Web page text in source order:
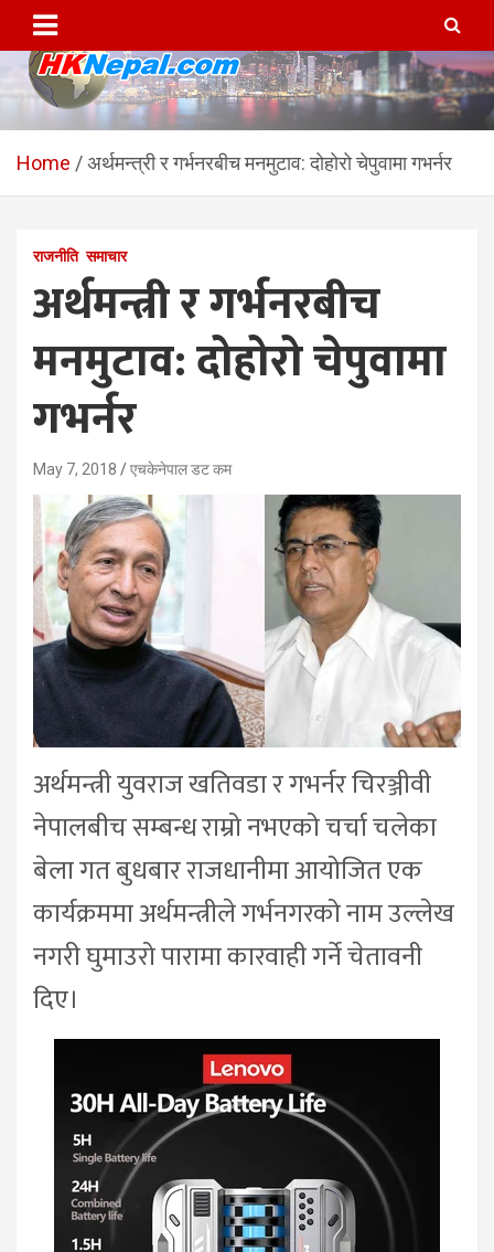
content
HKNepal.com – हङकङबाट
सञ्चालित पहिलो नेपाली अनलाईन
hknepal, hknepal.com, hk nepal, hk nepal com
Home अर्थमन्त्री र गर्भनरबीच मनमुटाव: दोहोरो चेपुवामा गभर्नर
राजनीति समाचार
अर्थमन्त्री र गर्भनरबीच
मनमुटाव: दोहोरो चेपुवामा
गभर्नर
May 7, 2018 एचकेनेपाल डट कम
अर्थमन्त्री युवराज खतिवडा र गभर्नर चिरञ्जीवी
नेपालबीच सम्बन्ध राम्रो नभएको चर्चा चलेका
बेला गत बुधबार राजधानीमा आयोजित एक
कार्यक्रममा अर्थमन्त्रीले गर्भनगरको नाम उल्लेख
नगरी घुमाउरो पारामा कारवाही गर्ने चेतावनी
दिए।